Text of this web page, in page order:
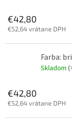
€42,80
€52,64 vrátane DPH
Farba:
Skladom
€42,80
€52,64 vrátane DPH